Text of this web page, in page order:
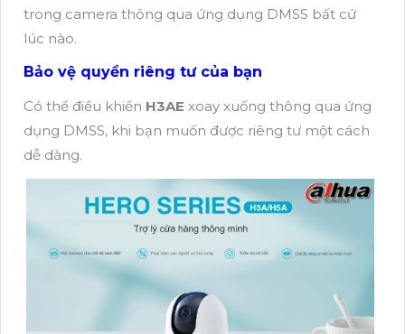
trong camera thông qua ứng dụng DMSS bất cứ
lúc nào.
Bảo vệ quyền riêng tư của bạn
Có thể điều khiển H3AE xoay xuống thông qua ứng
dụng DMSS, khi bạn muốn được riêng tư một cách
dễ dàng.